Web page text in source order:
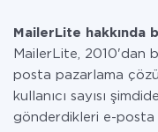
MailerLite hakkında
MailerLite, 2010'dan
posta pazarlama
kullanıcı sayısı
gönderdikleri e-posta